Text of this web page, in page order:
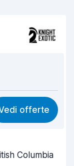
9,0
8,9
offerte
Columbia